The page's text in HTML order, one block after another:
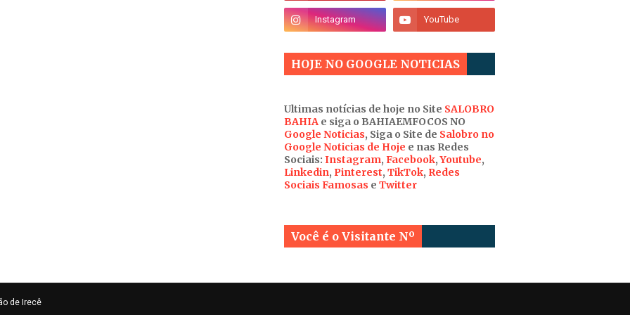
HOJE NO GOOGLE NOTICIAS
Ultimas notícias de hoje no Site SALOBRO
BAHIA e siga o BAHIAEMFOCOS NO
Google Noticias, Siga o Site de Salobro no
Google Noticias de Hoje e nas Redes
Sociais: Instagram, Facebook,Youtube,
Linkedin, Pinterest, TikTok, Redes
Sociais Famosas e Twitter
Você é o Visitante Nº
de Irecê